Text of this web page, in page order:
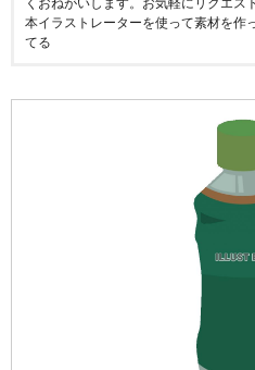
くおねがいします。お気軽にリクエ
本イラストレーターを使って素材を作
てる